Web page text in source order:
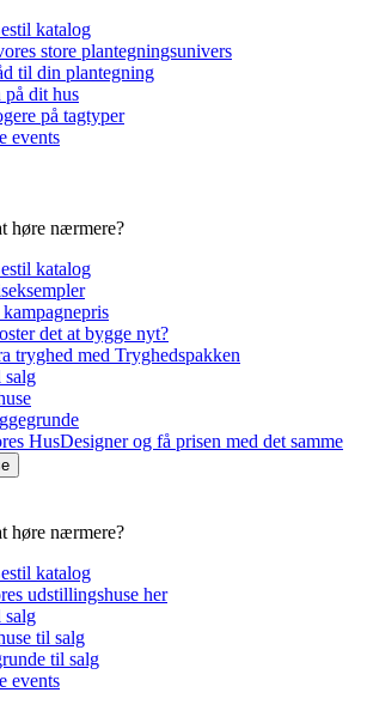
katalog
store plantegningsunivers
til din plantegning
på dit hus
på tagtyper
events
høre nærmere?
katalog
det at bygge nyt?
tryghed med Tryghedspakken
salg
HusDesigner og få prisen med det samme
høre nærmere?
katalog
udstillingshuse her
salg
til salg
til salg
events